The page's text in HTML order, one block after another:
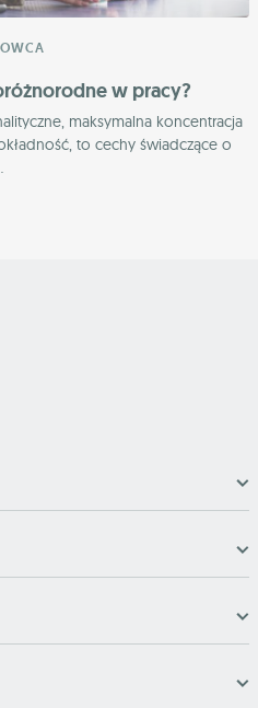
OWCA
w pracy?
maksymalna koncentracja
to cechy świadczące o